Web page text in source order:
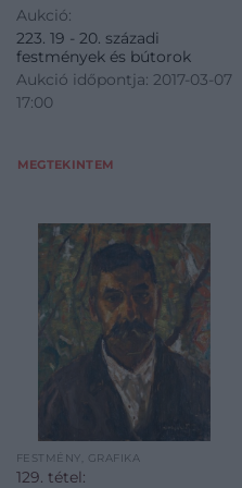
Aukció:
223. 19 - 20. századi
festmények és bútorok
Aukció időpontja: 2017-03-07
17:00
MEGTEKINTEM
FESTMÉNY, GRAFIKA
129. tétel: